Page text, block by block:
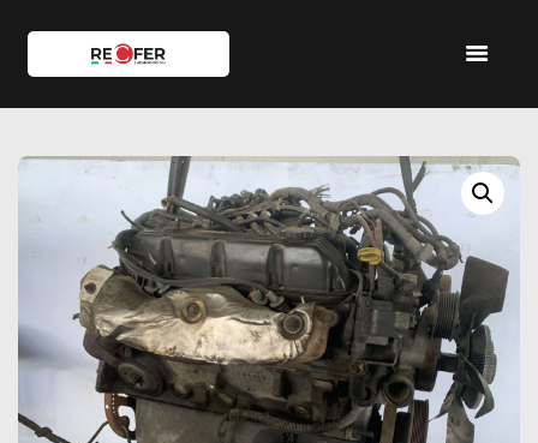
HOME
IL TEAM
CONTATTI
ACCOUNT